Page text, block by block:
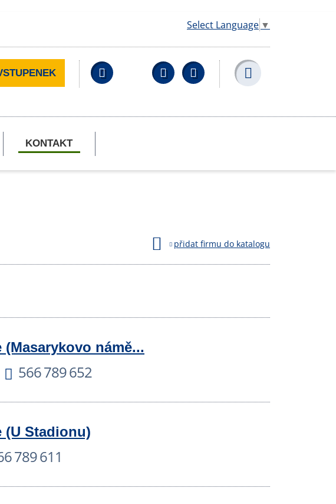
Select Language ▼
Facebook YouTubeWikipedia
KONTAKT
přidat firmu do katalogu
námě...
566 789 652
(U Stadionu)
789 611